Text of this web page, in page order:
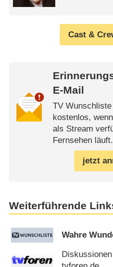
Cast &
E-Mail
TV
kostenlos, wenn
als Stream
Fernsehen läuft.
jetzt
Weiterführende
Wahre